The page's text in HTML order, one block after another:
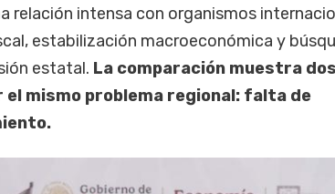
relación intensa con organismos
estabilización macroeconómica y
estatal. La comparación muestra dos
mismo problema regional: falta de